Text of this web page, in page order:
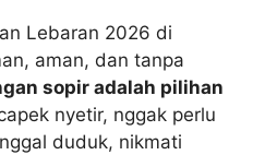
Lebaran 2026 di
aman, dan tanpa
sopir adalah pilihan
nyetir, nggak perlu
duduk, nikmati